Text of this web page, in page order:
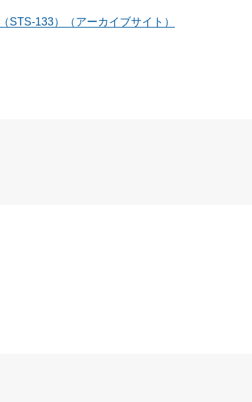
STS-133）（アーカイブサイト）